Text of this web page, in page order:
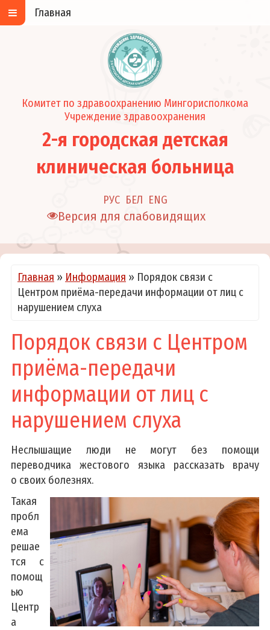
Комитет по здравоохранению Мингорисполкома
Учреждение здравоохранения
2-я городская детская
клиническая больница
РУС БЕЛ ENG
Версия для слабовидящих
Главная
Главная » Информация » Порядок связи с
Центром приёма-передачи информации от лиц с
нарушением слуха
Порядок связи с Центром
приёма-передачи
информации от лиц с
нарушением слуха
Неслышащие люди не могут без помощи
переводчика жестового языка рассказать врачу
о своих болезнях.
Такая
пробл
ема
решае
тся с
помощ
ью
Центр
а